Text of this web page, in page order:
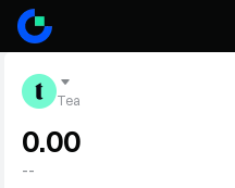
Tea
0.00
--